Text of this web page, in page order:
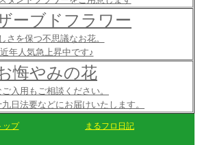
ーブドフラワー
さを保つ不思議なお花。
近年人気急上昇中です♪
悔やみの花
入用もご相談ください。
日法要などにお届けいたします。
ップ まるフロ日記